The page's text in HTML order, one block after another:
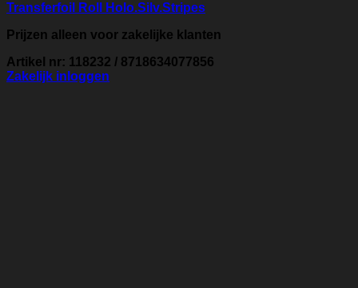
Transferfoil Roll Holo.Silv.Stripes
Prijzen alleen voor zakelijke klanten
Artikel nr: 118232 / 8718634077856
Zakelijk inloggen